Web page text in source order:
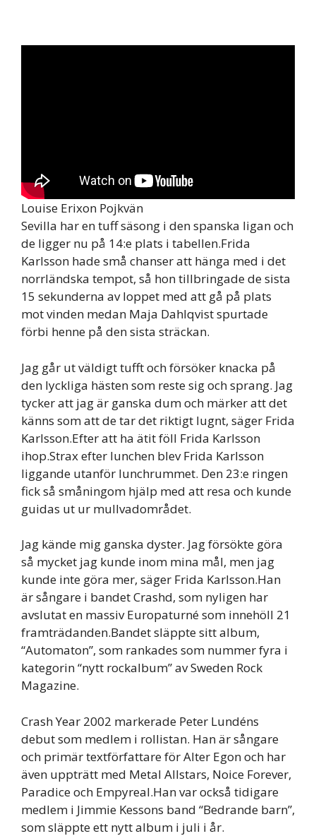
Louise Erixon Pojkvän
Sevilla har en tuff säsong i den spanska ligan och
de ligger nu på 14:e plats i tabellen.Frida
Karlsson hade små chanser att hänga med i det
norrländska tempot, så hon tillbringade de sista
15 sekunderna av loppet med att gå på plats
mot vinden medan Maja Dahlqvist spurtade
förbi henne på den sista sträckan.
Jag går ut väldigt tufft och försöker knacka på
den lyckliga hästen som reste sig och sprang. Jag
tycker att jag är ganska dum och märker att det
känns som att de tar det riktigt lugnt, säger Frida
Karlsson.Efter att ha ätit föll Frida Karlsson
ihop.Strax efter lunchen blev Frida Karlsson
liggande utanför lunchrummet. Den 23:e ringen
fick så småningom hjälp med att resa och kunde
guidas ut ur mullvadområdet.
Jag kände mig ganska dyster. Jag försökte göra
så mycket jag kunde inom mina mål, men jag
kunde inte göra mer, säger Frida Karlsson.Han
är sångare i bandet Crashd, som nyligen har
avslutat en massiv Europaturné som innehöll 21
framträdanden.Bandet släppte sitt album,
“Automaton”, som rankades som nummer fyra i
kategorin “nytt rockalbum” av Sweden Rock
Magazine.
Crash Year 2002 markerade Peter Lundéns
debut som medlem i rollistan. Han är sångare
och primär textförfattare för Alter Egon och har
även uppträtt med Metal Allstars, Noice Forever,
Paradice och Empyreal.Han var också tidigare
medlem i Jimmie Kessons band “Bedrande barn”,
som släppte ett nytt album i juli i år.